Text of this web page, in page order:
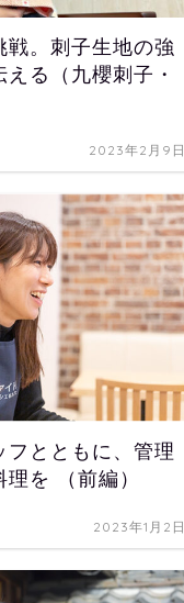
戦。刺子生地の強
る（九櫻刺子・
2023年2月9日
フとともに、管理
を （前編）
2023年1月2日